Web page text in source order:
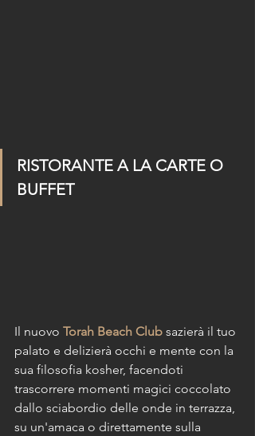
RISTORANTE A LA CARTE O
BUFFET
Il nuovo Torah Beach Club sazierà il tuo
palato e delizierà occhi e mente con la
sua filosofia kosher, facendoti
trascorrere momenti magici coccolato
dallo sciabordio delle onde in terrazza,
su un'amaca o direttamente sulla